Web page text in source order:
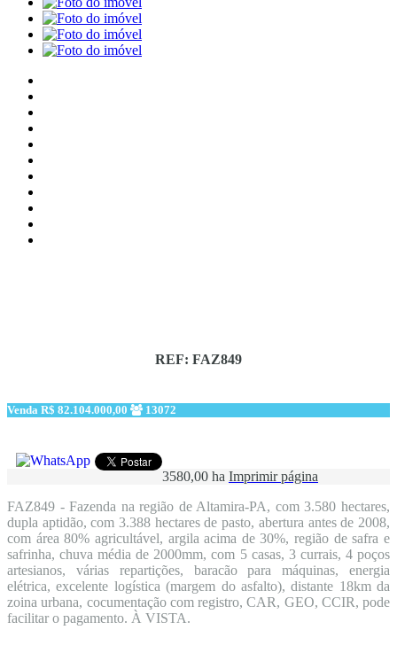
REF: FAZ849
Venda R$ 82.104.000,00 13072
3580,00 ha Imprimir página
FAZ849 - Fazenda na região de Altamira-PA, com 3.580 hectares,
dupla aptidão, com 3.388 hectares de pasto, abertura antes de 2008,
com área 80% agricultável, argila acima de 30%, região de safra e
safrinha, chuva média de 2000mm, com 5 casas, 3 currais, 4 poços
artesianos, várias repartições, baracão para máquinas, energia
elétrica, excelente logística (margem do asfalto), distante 18km da
zoina urbana, cocumentação com registro, CAR, GEO, CCIR, pode
facilitar o pagamento. À VISTA.